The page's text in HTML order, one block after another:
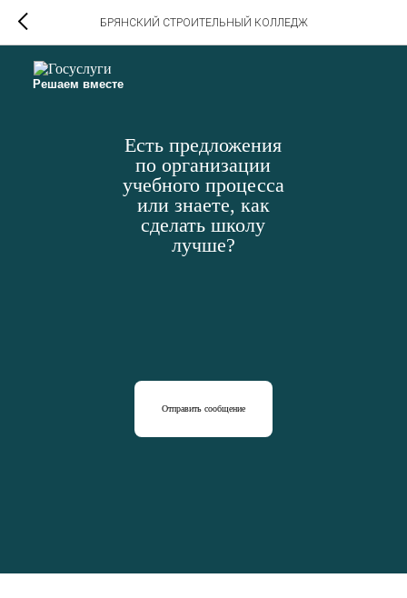
Решаем вместе
Есть предложения
по организации
учебного процесса
или знаете, как
сделать школу
лучше?
Отправить сообщение
БРЯНСКИЙ СТРОИТЕЛЬНЫЙ КОЛЛЕДЖ